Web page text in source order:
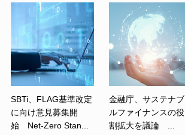
SBTi、FLAG基準改定
に向け意見募集開
始 Net-Zero Stan...
金融庁、サステナブ
ルファイナンスの役
割拡大を議論 ...